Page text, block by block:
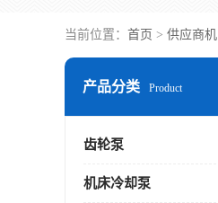
当前位置： 首页 > 供应商机
产品分类 Product
齿轮泵
机床冷却泵